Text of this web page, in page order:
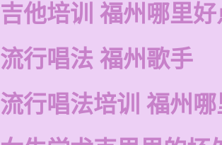
吉他培训 福州哪里好
流行唱法 福州歌手
流行唱法培训 福州